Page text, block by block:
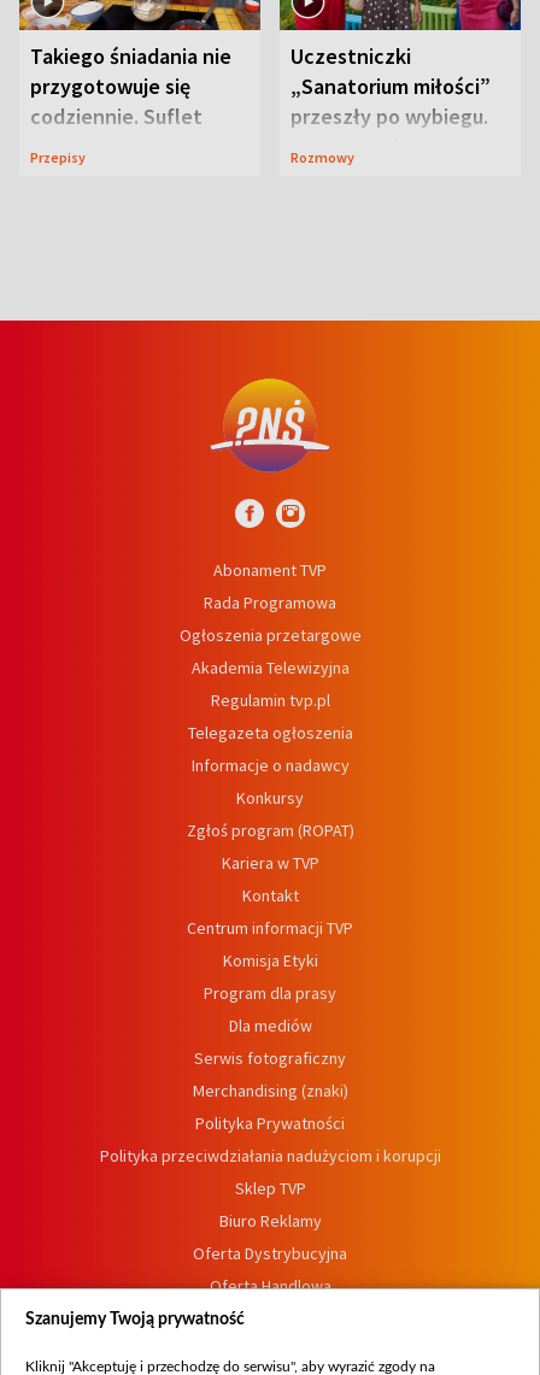
Takiego śniadania nie
przygotowuje się
codziennie. Suflet
serowy zachwyca
Przepisy
Uczestniczki
„Sanatorium miłości”
przeszły po wybiegu.
Te stylizacje
Rozmowy
Abonament TVP
Rada Programowa
Ogłoszenia przetargowe
Akademia Telewizyjna
Regulamin tvp.pl
Telegazeta ogłoszenia
Informacje o nadawcy
Konkursy
Zgłoś program (ROPAT)
Kariera w TVP
Kontakt
Centrum informacji TVP
Komisja Etyki
Program dla prasy
Dla mediów
Serwis fotograficzny
Merchandising (znaki)
Polityka Prywatności
Polityka przeciwdziałania nadużyciom i korupcji
Sklep TVP
Biuro Reklamy
Oferta Dystrybucyjna
Oferta Handlowa
Dostępność
Szanujemy Twoją prywatność
Kliknij "Akceptuję i przechodzę do serwisu", aby wyrazić zgody na